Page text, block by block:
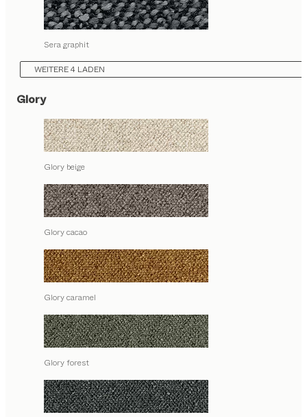
Sera graphit
WEITERE 4 LADEN
Glory
Glory beige
Glory cacao
Glory caramel
Glory forest